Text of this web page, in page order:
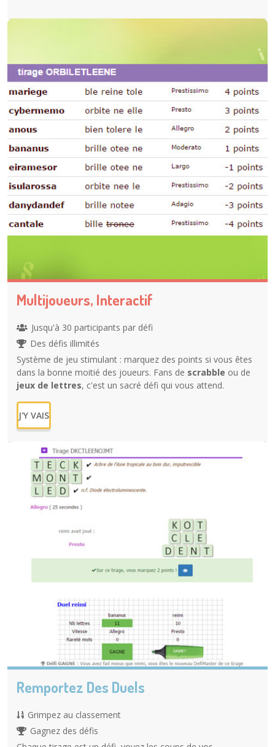
Multijoueurs, Interactif
Jusqu'à 30 participants par défi
Des défis illimités
Système de jeu stimulant : marquez des points si vous êtes
dans la bonne moitié des joueurs. Fans de scrabble ou de
jeux de lettres, c'est un sacré défi qui vous attend.
J'Y VAIS
Remportez Des Duels
Grimpez au classement
Gagnez des défis